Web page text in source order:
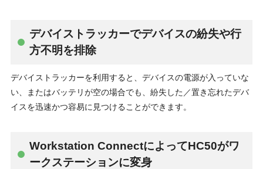
デバイストラッカーでデバイスの紛失や行
方不明を排除
デバイストラッカーを利用すると、デバイスの電源が入っていな
い、またはバッテリが空の場合でも、紛失した／置き忘れたデバ
イスを迅速かつ容易に見つけることができます。
Workstation ConnectによってHC50がワ
ークステーションに変身